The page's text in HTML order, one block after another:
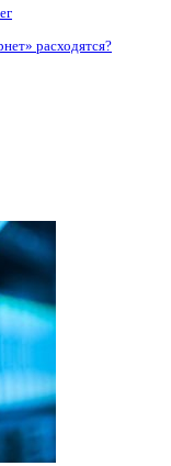
расходятся?